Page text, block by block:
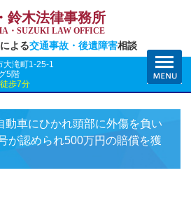
鈴木法律事務所
・SUZUKI LAW OFFICE
による交通事故・後遺障害相談
大滝町1-25-1
5階
徒歩7分
動車にひかれ頭部に外傷を負い
が認められ500万円の賠償を獲